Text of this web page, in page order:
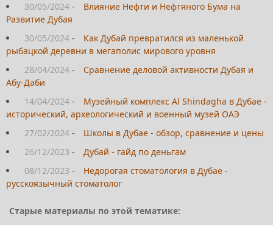
30/05/2024 -
Влияние Нефти и Нефтяного Бума на
Развитие Дубая
30/05/2024 -
Как Дубай превратился из маленькой
рыбацкой деревни в мегаполис мирового уровня
28/04/2024 -
Сравнение деловой активности Дубая и
Абу-Даби
14/04/2024 -
Музейный комплекс Al Shindagha в Дубае -
исторический, археологический и военный музей ОАЭ
27/02/2024 -
Школы в Дубае - обзор, сравнение и цены
26/12/2023 -
Дубай - гайд по деньгам
08/12/2023 -
Недорогая стоматология в Дубае -
русскоязычный стоматолог
Старые материалы по этой тематике: